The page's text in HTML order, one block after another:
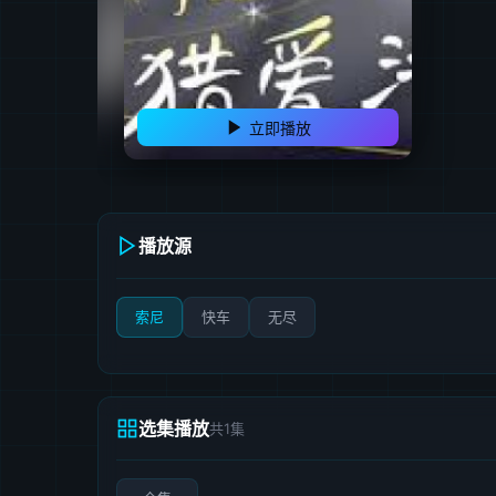
立即播放
播放源
索尼 快车 无尽
选集播放共1集